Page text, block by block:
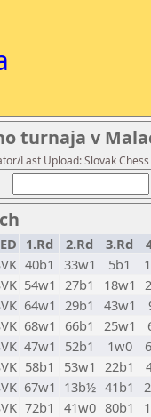
turnaja v
Last Upload: Slovak
1.Rd 2.Rd 3.Rd
40b1 33w1 5b1
54w1 27b1 18w1
64w1 29b1 43w1
68w1 66b1 25w1
47w1 52b1 1w0
58b1 53w1 22b1
67w1 13b½ 41b1
72b1 41w0 80b1